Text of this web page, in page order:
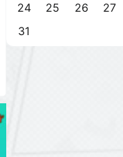
24
25 26 27
31